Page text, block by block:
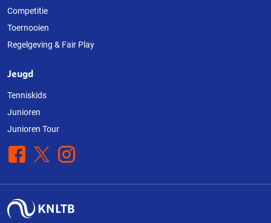
Competitie
Toernooien
Regelgeving & Fair Play
Jeugd
Tenniskids
Junioren
Junioren Tour
Facebook
X Instagram